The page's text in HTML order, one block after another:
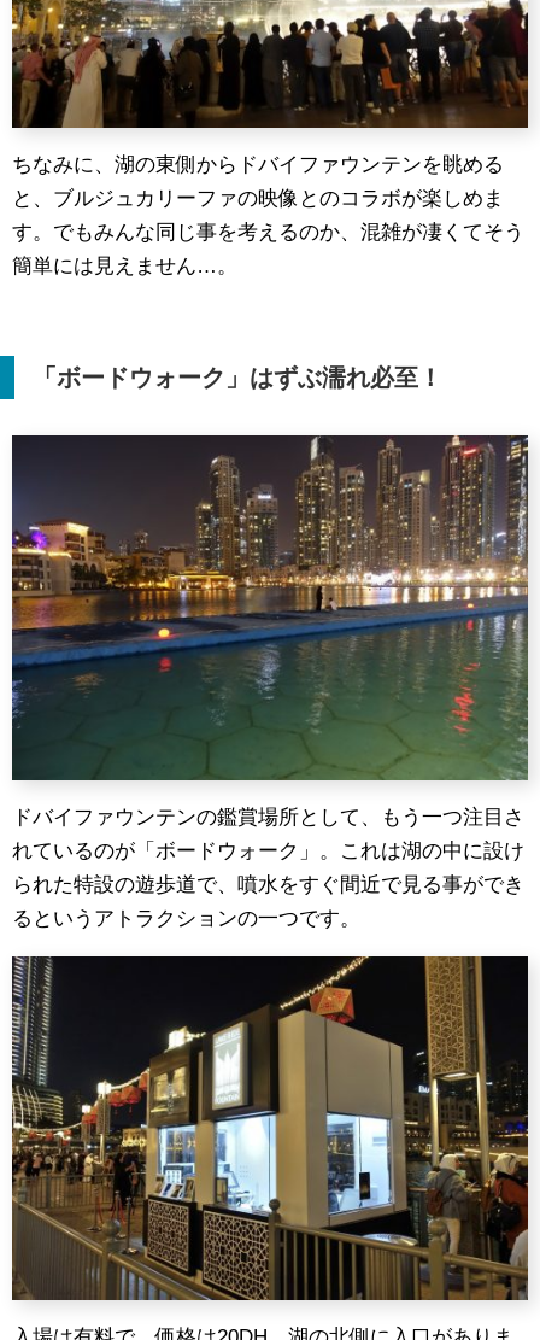
ちなみに、湖の東側からドバイファウンテンを眺める
と、ブルジュカリーファの映像とのコラボが楽しめま
す。でもみんな同じ事を考えるのか、混雑が凄くてそう
簡単には見えません…。
「ボードウォーク」はずぶ濡れ必至！
ドバイファウンテンの鑑賞場所として、もう一つ注目さ
れているのが「ボードウォーク」。これは湖の中に設け
られた特設の遊歩道で、噴水をすぐ間近で見る事ができ
るというアトラクションの一つです。